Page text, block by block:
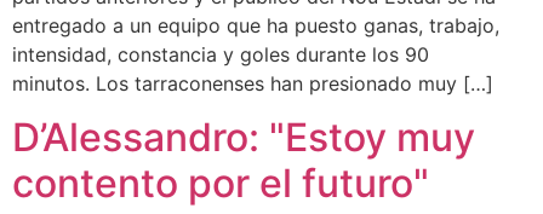
entregado a un equipo que ha puesto ganas, trabajo,
intensidad, constancia y goles durante los 90
minutos. Los tarraconenses han presionado muy […]
D’Alessandro: "Estoy muy
contento por el futuro"